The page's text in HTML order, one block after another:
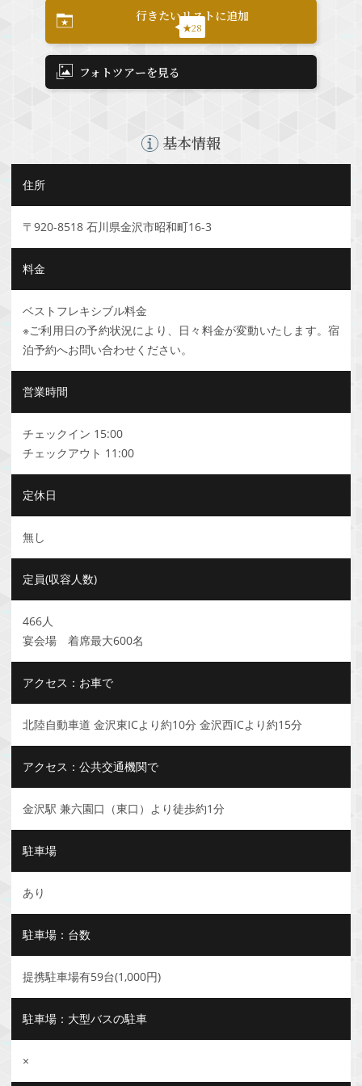
行きたいリストに追加
★28
フォトツアーを見る
基本情報
住所
〒920-8518 石川県金沢市昭和町16-3
料金
ベストフレキシブル料金
※ご利用日の予約状況により、日々料金が変動いたします。宿
泊予約へお問い合わせください。
営業時間
チェックイン 15:00
チェックアウト 11:00
定休日
無し
定員(収容人数)
466人
宴会場 着席最大600名
アクセス：お車で
北陸自動車道 金沢東ICより約10分 金沢西ICより約15分
アクセス：公共交通機関で
金沢駅 兼六園口（東口）より徒歩約1分
駐車場
あり
駐車場：台数
提携駐車場有59台(1,000円)
駐車場：大型バスの駐車
×